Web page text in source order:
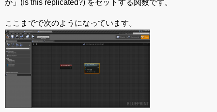
か」(Is this replicated?) をセットする関数です。
ここまでで次のようになっています。